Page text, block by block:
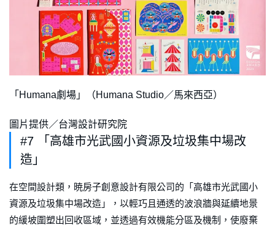
「Humana劇場」（Humana Studio／馬來西亞）
圖片提供／台灣設計研究院
#7 「高雄市光武國小資源及垃圾集中場改
造」
在空間設計類，暁房子創意設計有限公司的「高雄市光武國小
資源及垃圾集中場改造」，以輕巧且通透的波浪牆與延續地景
的緩坡圍塑出回收區域，並透過有效機能分區及機制，使廢棄